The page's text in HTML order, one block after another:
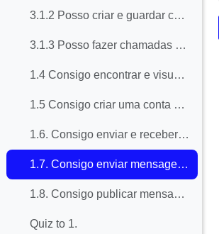
3.1.2 Posso criar e guardar contactos nos meus dispositivos digitais
3.1.3 Posso fazer chamadas de vídeo pela Internet
1.4 Consigo encontrar e visualizar as últimas chamadas e mensagens feitas e recebidas
1.5 Consigo criar uma conta para aceder e utilizar serviços digitais online (e-mail, redes sociais, outros serviços interativos públicos e privados… cuidado com a privacidade!)
1.6. Consigo enviar e receber SMS pelo meu telemóvel
1.7. Consigo enviar mensagens via aplicações de mensagens instantânias (WhatsApp, Messenger, Skype)
1.8. Consigo publicar mensagens num fórum e/ou blog
Quiz to 1.